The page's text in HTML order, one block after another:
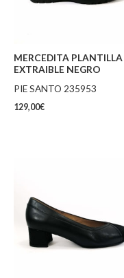
MERCEDITA PLANTILLA
EXTRAIBLE NEGRO
PIE SANTO 235953
129,00€